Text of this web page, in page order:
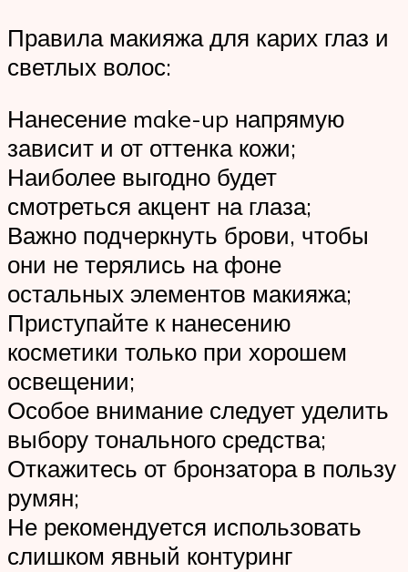
Правила макияжа для карих глаз и
светлых волос:
Нанесение make-up напрямую
зависит и от оттенка кожи;
Наиболее выгодно будет
смотреться акцент на глаза;
Важно подчеркнуть брови, чтобы
они не терялись на фоне
остальных элементов макияжа;
Приступайте к нанесению
косметики только при хорошем
освещении;
Особое внимание следует уделить
выбору тонального средства;
Откажитесь от бронзатора в пользу
румян;
Не рекомендуется использовать
слишком явный контуринг